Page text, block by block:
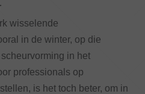
wisselende
in de winter, op die
in het
professionals op
is het toch beter, om in